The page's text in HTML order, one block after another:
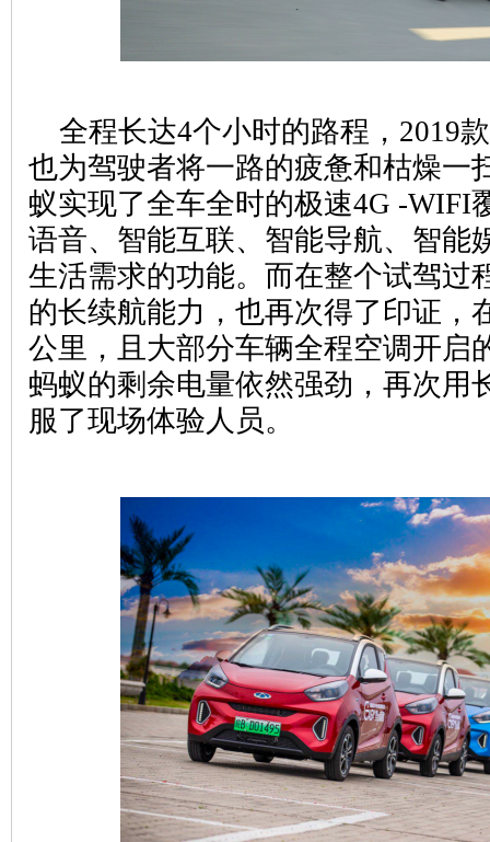
全程长达4个小时的路程，2019
也为驾驶者将一路的疲惫和枯燥一
蚁实现了全车全时的极速4G -WIFI
语音、智能互联、智能导航、智能
生活需求的功能。而在整个试驾过
的长续航能力，也再次得了印证，
公里，且大部分车辆全程空调开启
蚂蚁的剩余电量依然强劲，再次用
服了现场体验人员。